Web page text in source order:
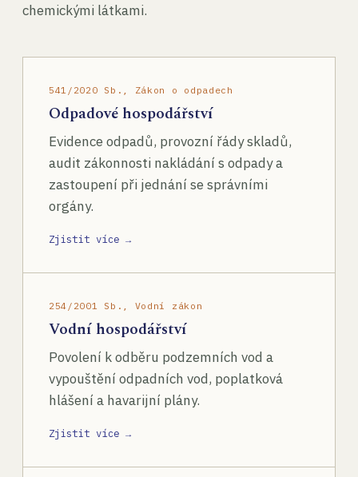
chemickými látkami.
541/2020 Sb., Zákon o odpadech
Odpadové hospodářství
Evidence odpadů, provozní řády skladů,
audit zákonnosti nakládání s odpady a
zastoupení při jednání se správními
orgány.
Zjistit více →
254/2001 Sb., Vodní zákon
Vodní hospodářství
Povolení k odběru podzemních vod a
vypouštění odpadních vod, poplatková
hlášení a havarijní plány.
Zjistit více →